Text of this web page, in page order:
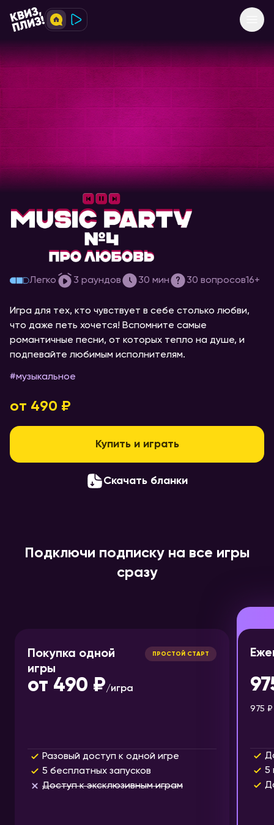
[music party] #4 про любовь
Легко 3 раундов 30 мин 30 вопросов16+
Игра для тех, кто чувствует в себе столько любви,
что даже петь хочется! Вспомните самые
романтичные песни, от которых тепло на душе, и
подпевайте любимым исполнителям.
#музыкальное
от 490 ₽
Купить и играть
Скачать бланки
Подключи подписку на все игры
сразу
Покупка одной
игры
ПРОСТОЙ СТАРТ
от 490 ₽/игра
Разовый доступ к одной игре
5 бесплатных запусков
Доступ к эксклюзивным играм
975 ₽
5